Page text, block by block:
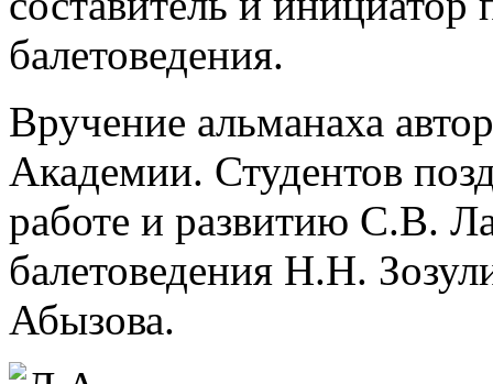
балетоведения.
Вручение альманаха
Академии. Студентов
работе и развитию С.В.
балетоведения Н.Н.
Абызова.